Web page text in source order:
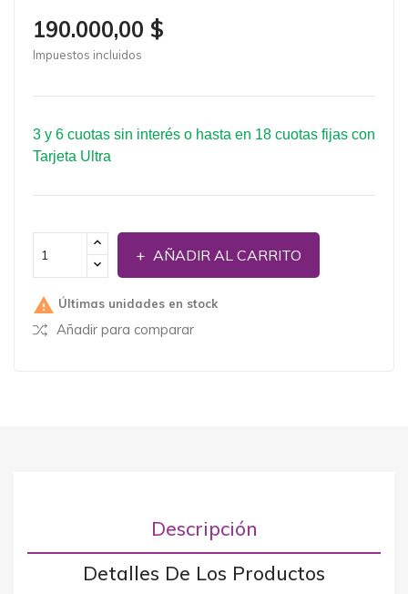
190.000,00 $
Impuestos incluidos
3 y 6 cuotas sin interés o hasta en 18 cuotas fijas con
Tarjeta Ultra
AÑADIR AL CARRITO
 Últimas unidades en stock
Añadir para comparar
Descripción
Detalles De Los Productos